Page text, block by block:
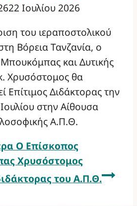
22 Ιουλίου 2026
του ιεραποστολικού
Βόρεια Τανζανία, ο
και Δυτικής
Χρυσόστομος θα
Επίτιμος Διδάκτορας την
στην Αίθουσα
Α.Π.Θ.
Ο Επίσκοπος
Χρυσόστομος
του Α.Π.Θ.